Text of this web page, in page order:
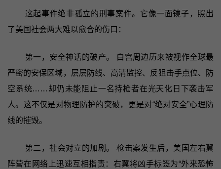
这起事件绝非孤立的刑事案件。它像一面镜子，照出
了美国社会两大难以愈合的伤口：
第一，安全神话的破产。 白宫周边历来被视作全球最
严密的安保区域，层层防线、高清监控、反狙击手点位、防
空系统……却仍未能阻止一名持枪者在光天化日下袭击军
人。这不仅是对物理防护的突破，更是对“绝对安全”心理防
线的摧毁。
第二，社会对立的加剧。 枪击案发生后，美国左右翼
阵营在网络上迅速互相指责：右翼将凶手标签为“外来恐怖